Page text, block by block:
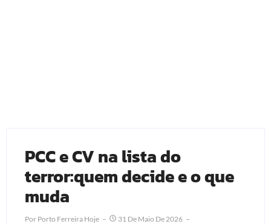
PCC e CV na lista do
terror:quem decide e o que
muda
Por Porto Ferreira Hoje
31 De Maio De 2026